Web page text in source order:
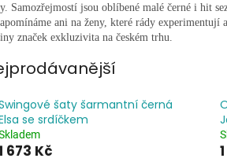
Samozřejmostí jsou oblíbené malé černé i hit
ani na ženy, které rády
značek exkluzivita na českém trhu.
šaty šarmantní černá
se srdíčkem
673 Kč